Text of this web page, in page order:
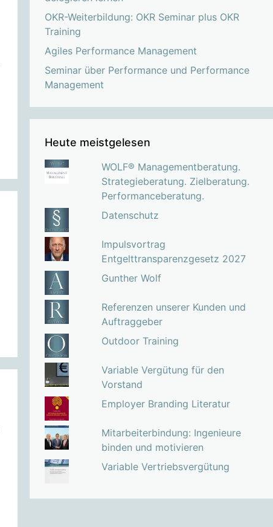
OKR-Weiterbildung: OKR Seminar plus OKR
Training
Agiles Performance Management
Seminar über Performance und Performance
Management
Heute meistgelesen
WOLF® Managementberatung.
Strategieberatung. Zielberatung.
Performanceberatung.
Datenschutz
Impulsvortrag
Entgelttransparenzgesetz 2027
Gunther Wolf
Referenzen unserer Kunden und
Auftraggeber
Outdoor Training
Variable Vergütung für den
Vorstand
Employer Branding Literatur
Mitarbeiterbindung: Ingenieure
binden und motivieren
Variable Vertriebsvergütung